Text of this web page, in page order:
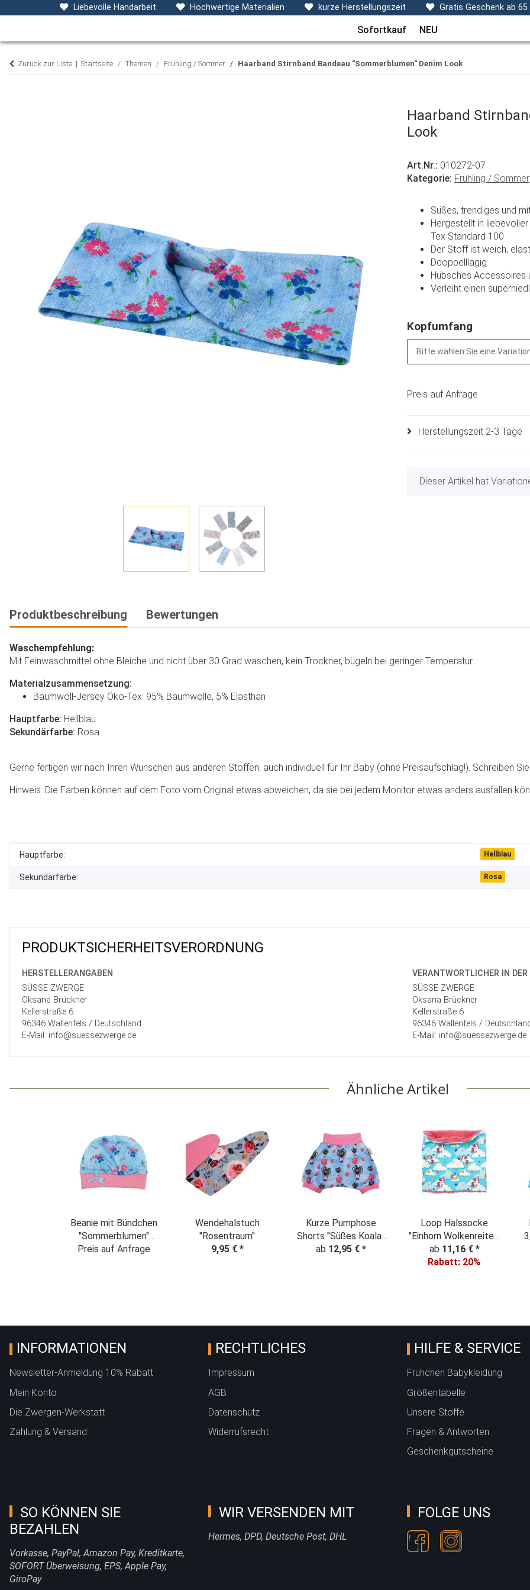
Liebevolle Handarbeit Hochwertige Materialien kurze Herstellungszeit Gratis Geschenk ab
Baby- & Kinderkleidung Accessoires Decken, Kissen & Co Themen Sets
Sofortkauf NEU
Zurück zur Liste Startseite Themen Frühling / Sommer Haarband Stirnband Bandeau "Sommerblumen" Denim Look
Haarband
Look
Art.Nr.: 010272-07
Kategorie: Frühling / Sommer
Süßes, trendiges und
Hergestellt in
Tex Standard 100
Der Stoff ist weich,
Ddoppelllagig
Hübsches Accessoires
Verleiht einen
Kopfumfang
Bitte wählen Sie eine
Preis auf Anfrage
: Herstellungszeit 2-3 Tage
x
Dieser Artikel hat
Produktbeschreibung Bewertungen
Waschempfehlung:
Mit Feinwaschmittel ohne Bleiche und nicht über 30 Grad waschen, kein Trockner, bügeln bei geringer Temperatur.
Materialzusammensetzung:
Baumwoll-Jersey Öko-Tex: 95% Baumwolle, 5% Elasthan
Hauptfarbe: Hellblau
Sekundärfarbe: Rosa
Gerne fertigen wir nach Ihren Wünschen aus anderen Stoffen; auch individuell für Ihr Baby (ohne Preisaufschlag!). Schreiben
Hinweis: Die Farben können auf dem Foto vom Original etwas abweichen, da sie bei jedem Monitor etwas anders ausfallen
Produkteigenschaft
Wert
Hauptfarbe: Hellblau
Sekundärfarbe: Rosa
PRODUKT­SICHER­HEITS­VER­ORD­NUNG
HERSTELLER­ANGABEN
SÜSSE ZWERGE
Oksana Brückner
Kellerstraße 6
96346 Wallenfels / Deutschland
E-Mail: info@suessezwerge.de
VERANTWORT­LICHER IN DER
SÜSSE ZWERGE
Oksana Brückner
Kellerstraße 6
96346 Wallenfels /
E-Mail: info@suessezwerge.de
Ähnliche Artikel
Beanie mit Bündchen
"Sommerblumen"
Denim Look hellblau
Preis auf Anfrage
Wendehalstuch
"Rosentraum"
9,95 € *
Kurze Pumphose
Shorts "Süßes Koala-
Mädchen" Denim Look
ab 12,95 € *
Loop Halssocke
"Einhorn Wolkenreiter"
hellblau
ab 11,16 € *
Rabatt: 20%
INFORMATIONEN
Newsletter-Anmeldung 10% Rabatt
Mein Konto
Die Zwergen-Werkstatt
Zahlung & Versand
RECHTLICHES
Impressum
AGB
Datenschutz
Widerrufsrecht
HILFE & SERVICE
Frühchen Babykleidung
Größentabelle
Unsere Stoffe
Fragen & Antworten
Geschenkgutscheine
SO KÖNNEN SIE
BEZAHLEN
Vorkasse, PayPal, Amazon Pay, Kreditkarte,
SOFORT Überweisung, EPS, Apple Pay,
GiroPay
WIR VERSENDEN MIT
Hermes, DPD, Deutsche Post, DHL
FOLGE UNS